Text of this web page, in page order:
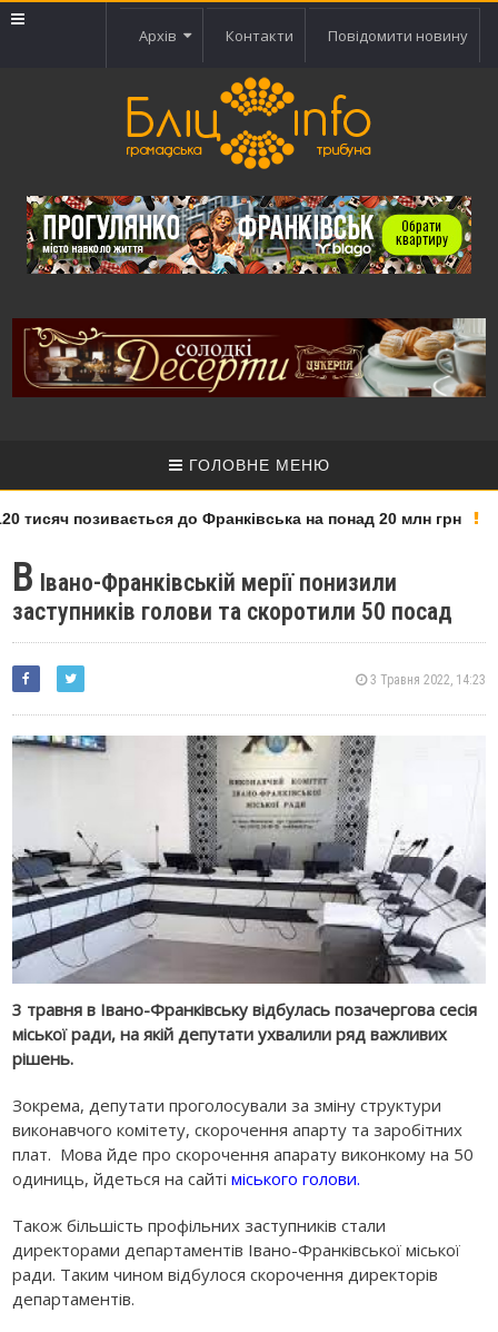
Архів Контакти Повідомити новину
ГОЛОВНЕ МЕНЮ
позивається до Франківська на понад 20 млн грн
В Івано-Франківській мерії понизили
заступників голови та скоротили 50 посад
3 Травня 2022, 14:23
3 травня в Івано-Франківську відбулась позачергова сесія
міської ради, на якій депутати ухвалили ряд важливих
рішень.
Зокрема, депутати проголосували за зміну структури
виконавчого комітету, скорочення апарту та заробітних
плат. Мова йде про скорочення апарату виконкому на 50
одиниць, йдеться на сайтіміського голови.
Також більшість профільних заступників стали
директорами департаментів Івано-Франківської міської
ради. Таким чином відбулося скорочення директорів
департаментів.